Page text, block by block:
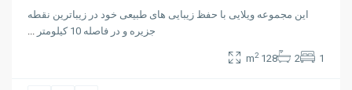
این مجموعه ویلایی با حفظ زیبایی های طبیعی خود در زیباترین نقطه
جزیره و در فاصله 10 کیلومتر
...
1
2
128 m
2